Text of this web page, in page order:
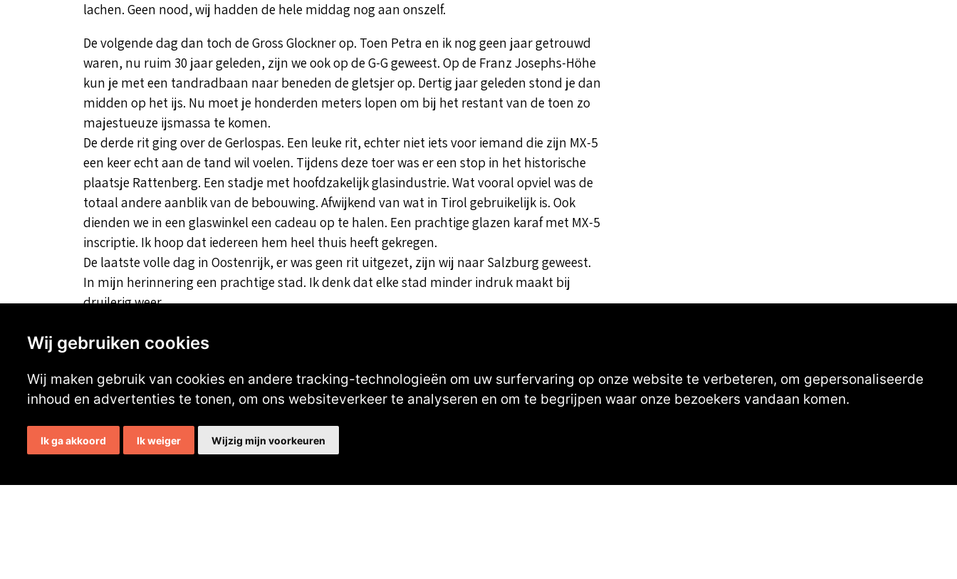
lachen. Geen nood, wij hadden de hele middag nog aan onszelf.
De volgende dag dan toch de Gross Glockner op. Toen Petra en ik nog geen jaar getrouwd
waren, nu ruim 30 jaar geleden, zijn we ook op de G-G geweest. Op de Franz Josephs-Höhe
kun je met een tandradbaan naar beneden de gletsjer op. Dertig jaar geleden stond je dan
midden op het ijs. Nu moet je honderden meters lopen om bij het restant van de toen zo
majestueuze ijsmassa te komen.
De derde rit ging over de Gerlospas. Een leuke rit, echter niet iets voor iemand die zijn MX-5
een keer echt aan de tand wil voelen. Tijdens deze toer was er een stop in het historische
plaatsje Rattenberg. Een stadje met hoofdzakelijk glasindustrie. Wat vooral opviel was de
totaal andere aanblik van de bebouwing. Afwijkend van wat in Tirol gebruikelijk is. Ook
dienden we in een glaswinkel een cadeau op te halen. Een prachtige glazen karaf met MX-5
inscriptie. Ik hoop dat iedereen hem heel thuis heeft gekregen.
De laatste volle dag in Oostenrijk, er was geen rit uitgezet, zijn wij naar Salzburg geweest.
In mijn herinnering een prachtige stad. Ik denk dat elke stad minder indruk maakt bij
druilerig weer.
Huib Jan van Dam
Wij gebruiken cookies
Wij maken gebruik van cookies en andere tracking-technologieën om uw surfervaring op onze website te verbeteren, om gepersonaliseerde
inhoud en advertenties te tonen, om ons websiteverkeer te analyseren en om te begrijpen waar onze bezoekers vandaan komen.
Ik ga akkoord Ik weiger Wijzig mijn voorkeuren